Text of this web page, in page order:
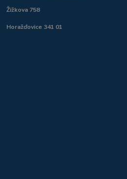
Žižkova 758
Horažďovice 341 01